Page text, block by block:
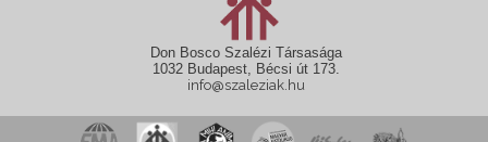
Don Bosco Szalézi Társasága
1032 Budapest, Bécsi út 173.
info@szaleziak.hu